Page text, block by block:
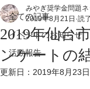
全ての記事
イベントのお知らせ
活動報告
2019年仙台
ンケートの
みやぎ奨学金問題ネ
2019年8月21日 読
更新日： 2019年8月23日